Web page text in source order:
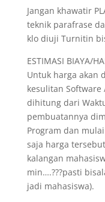
Jangan khawatir
teknik parafrase
klo diuji Turnitin
ESTIMASI BIAYA/
Untuk harga akan
kesulitan Software
dihitung dari
pembuatannya
Program dan
saja harga
kalangan
min….???pasti
jadi mahasiswa).